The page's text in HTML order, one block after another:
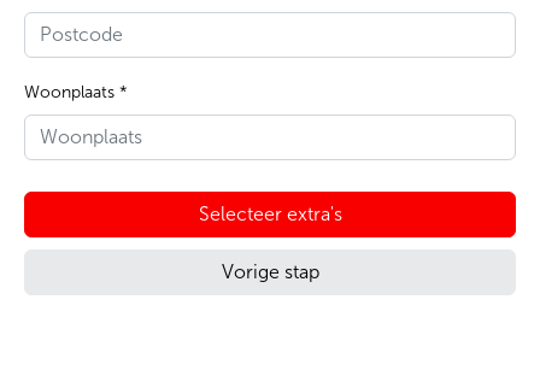
Woonplaats *
Selecteer extra's
Vorige stap